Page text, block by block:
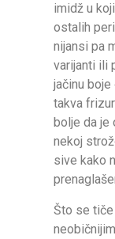
imidž u
ostalih
nijansi pa
varijanti ili
jačinu boje
takva
bolje da je
nekoj
sive kako
Što se